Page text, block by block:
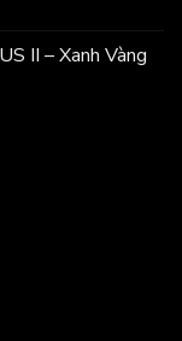
II – Xanh Vàng